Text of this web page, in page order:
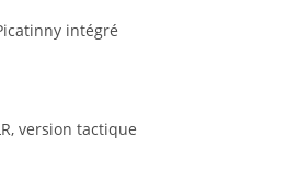
intégré
version tactique